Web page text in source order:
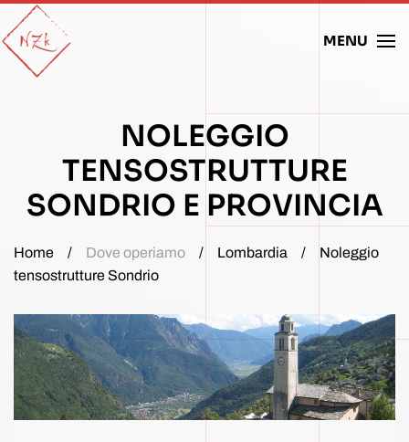
Skip to main content
MENU
NOLEGGIO
TENSOSTRUTTURE
SONDRIO E PROVINCIA
Home Dove operiamo Lombardia
Noleggio
tensostrutture Sondrio